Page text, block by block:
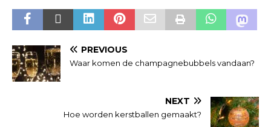
PREVIOUS
Waar komen de champagnebubbels vandaan?
NEXT
Hoe worden kerstballen gemaakt?